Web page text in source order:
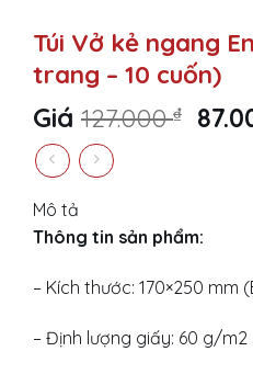
Túi Vở kẻ ngang
trang – 10 cuốn)
Giá 127.000₫
Mô tả
Thông tin sản phẩm:
– Kích thước: 170×250 mm
– Định lượng giấy: 60 g/m2